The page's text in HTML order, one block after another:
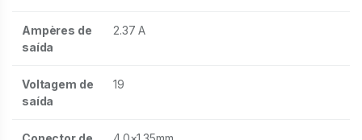
Ampères de
saída
2.37 A
Voltagem de
saída
19